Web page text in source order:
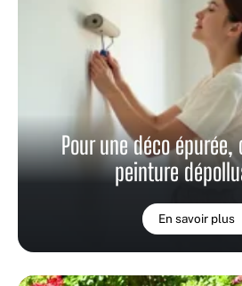
Pour une déco épurée,
peinture
En savoir plus